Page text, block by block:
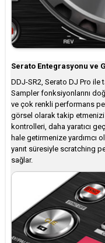
Serato Entegrasyonu ve
DDJ-SR2, Serato DJ Pro ile
Sampler fonksiyonlarını
ve çok renkli performans
görsel olarak takip
kontrolleri, daha yaratıcı
hale getirmenize yardımcı
yanıt süresiyle scratching
sağlar.